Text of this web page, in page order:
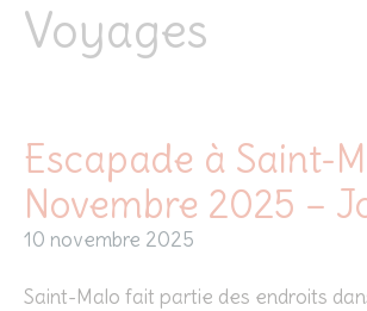
Voyages
Escapade à Saint-
Novembre 2025 –
10 novembre 2025
Saint-Malo fait partie des endroits